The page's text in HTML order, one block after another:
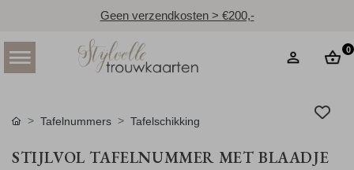
Geen verzendkosten > €200,-
0
Tafelnummers Tafelschikking
STIJLVOL TAFELNUMMER MET BLAADJE